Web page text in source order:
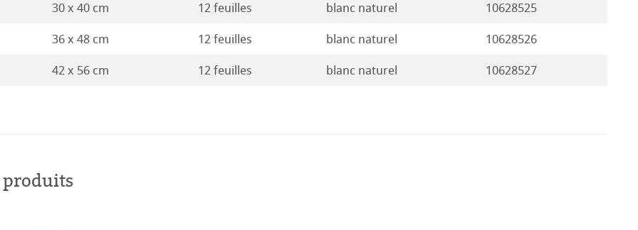
30 x 40 cm 12 feuilles blanc naturel 10628525
36 x 48 cm 12 feuilles blanc naturel 10628526
42 x 56 cm 12 feuilles blanc naturel 10628527
produits